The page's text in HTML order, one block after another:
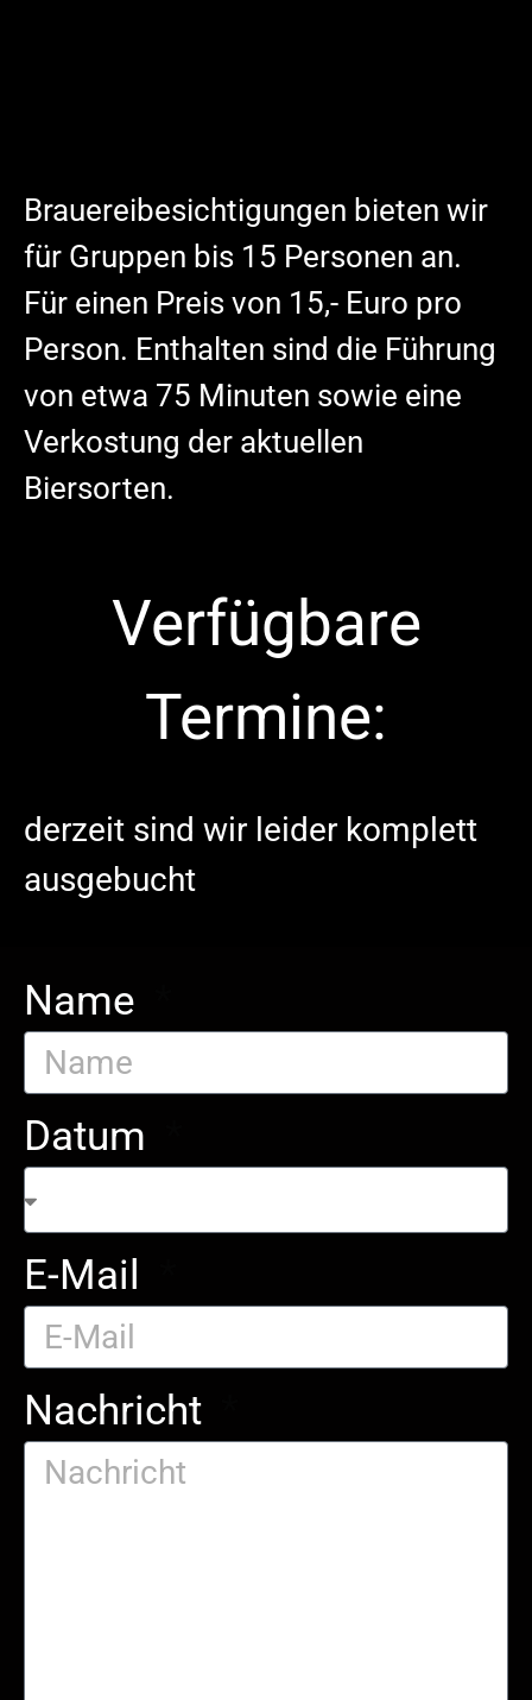
Brauereibesichtigungen bieten wir
für Gruppen bis 15 Personen an.
Für einen Preis von 15,- Euro pro
Person. Enthalten sind die Führung
von etwa 75 Minuten sowie eine
Verkostung der aktuellen
Biersorten.
Verfügbare
Termine:
derzeit sind wir leider komplett
ausgebucht
Name
Datum
E-Mail
Nachricht